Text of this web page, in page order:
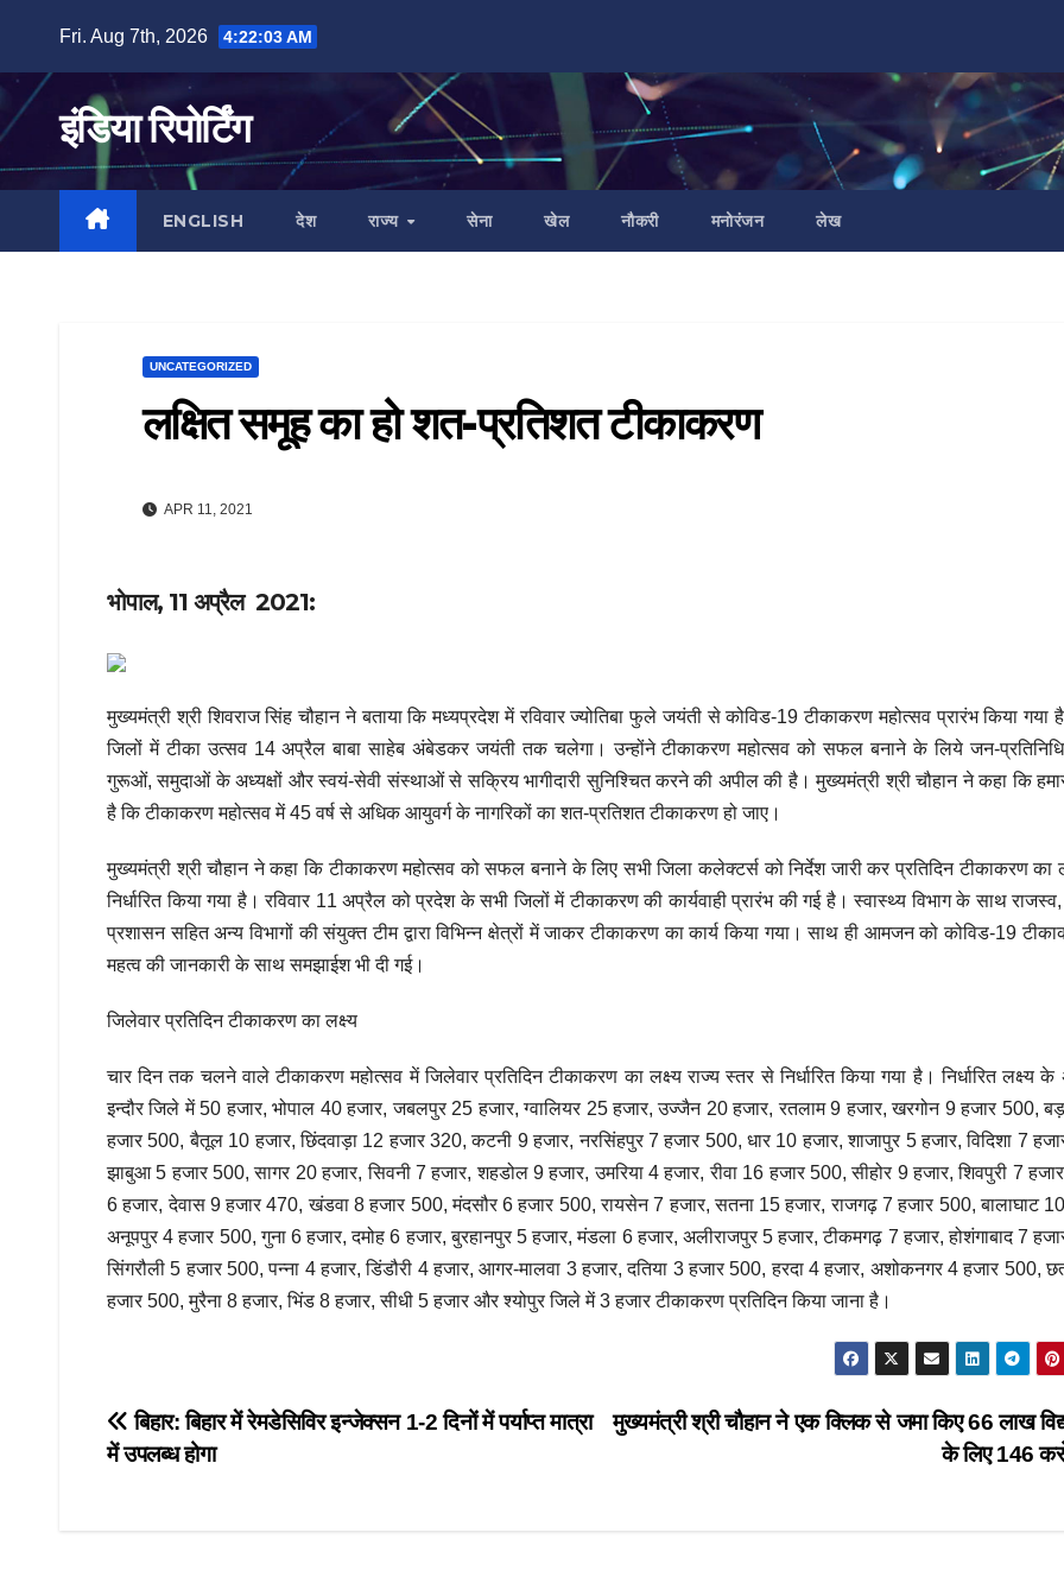
content
Fri. Aug 7th, 2026 4:22:04 AM
इंडिया रिपोर्टिंग
ENGLISH देश राज्य सेना खेल नौकरी मनोरंजन लेख
UNCATEGORIZED
लक्षित समूह का हो शत-प्रतिशत टीकाकरण
APR 11, 2021
भोपाल, 11 अप्रैल 2021:
मुख्यमंत्री श्री शिवराज सिंह चौहान ने बताया कि मध्यप्रदेश में रविवार ज्योतिबा फुले जयंती से कोविड-19 टीकाकरण महोत्सव प्रारंभ किया गया
जिलों में टीका उत्सव 14 अप्रैल बाबा साहेब अंबेडकर जयंती तक चलेगा। उन्होंने टीकाकरण महोत्सव को सफल बनाने के लिये जन-
गुरूओं, समुदाओं के अध्यक्षों और स्वयं-सेवी संस्थाओं से सक्रिय भागीदारी सुनिश्चित करने की अपील की है। मुख्यमंत्री श्री चौहान ने कहा कि
है कि टीकाकरण महोत्सव में 45 वर्ष से अधिक आयुवर्ग के नागरिकों का शत-प्रतिशत टीकाकरण हो जाए।
मुख्यमंत्री श्री चौहान ने कहा कि टीकाकरण महोत्सव को सफल बनाने के लिए सभी जिला कलेक्टर्स को निर्देश जारी कर प्रतिदिन टीकाकरण का
निर्धारित किया गया है। रविवार 11 अप्रैल को प्रदेश के सभी जिलों में टीकाकरण की कार्यवाही प्रारंभ की गई है। स्वास्थ्य विभाग के साथ
प्रशासन सहित अन्य विभागों की संयुक्त टीम द्वारा विभिन्न क्षेत्रों में जाकर टीकाकरण का कार्य किया गया। साथ ही आमजन को कोविड-19
महत्व की जानकारी के साथ समझाईश भी दी गई।
जिलेवार प्रतिदिन टीकाकरण का लक्ष्य
चार दिन तक चलने वाले टीकाकरण महोत्सव में जिलेवार प्रतिदिन टीकाकरण का लक्ष्य राज्य स्तर से निर्धारित किया गया है। निर्धारित लक्ष्य
इन्दौर जिले में 50 हजार, भोपाल 40 हजार, जबलपुर 25 हजार, ग्वालियर 25 हजार, उज्जैन 20 हजार, रतलाम 9 हजार, खरगोन 9 हजार 500,
हजार 500, बैतूल 10 हजार, छिंदवाड़ा 12 हजार 320, कटनी 9 हजार, नरसिंहपुर 7 हजार 500, धार 10 हजार, शाजापुर 5 हजार, विदिशा 7
झाबुआ 5 हजार 500, सागर 20 हजार, सिवनी 7 हजार, शहडोल 9 हजार, उमरिया 4 हजार, रीवा 16 हजार 500, सीहोर 9 हजार, शिवपुरी 7
6 हजार, देवास 9 हजार 470, खंडवा 8 हजार 500, मंदसौर 6 हजार 500, रायसेन 7 हजार, सतना 15 हजार, राजगढ़ 7 हजार 500, बालाघाट
अनूपपुर 4 हजार 500, गुना 6 हजार, दमोह 6 हजार, बुरहानपुर 5 हजार, मंडला 6 हजार, अलीराजपुर 5 हजार, टीकमगढ़ 7 हजार, होशंगाबाद 7
सिंगरौली 5 हजार 500, पन्ना 4 हजार, डिंडौरी 4 हजार, आगर-मालवा 3 हजार, दतिया 3 हजार 500, हरदा 4 हजार, अशोकनगर 4 हजार 500,
हजार 500, मुरैना 8 हजार, भिंड 8 हजार, सीधी 5 हजार और श्योपुर जिले में 3 हजार टीकाकरण प्रतिदिन किया जाना है।
Post
navigation
मुख्यमंत्री श्री चौहान ने एक क्लिक से जमा किए 66 लाख
के लिए 146
बिहार: बिहार में रेमडेसिविर इन्जेक्सन 1-2 दिनों में पर्याप्त मात्रा
में उपलब्ध होगा